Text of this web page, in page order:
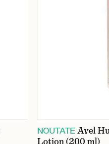
NOUTATEAvel
Lotion (200 ml)